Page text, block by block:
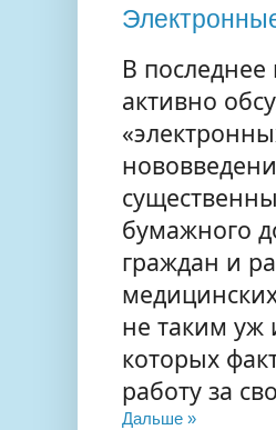
В
активно
бумажного
граждан и
не таким
которых
работу за
Дальше »